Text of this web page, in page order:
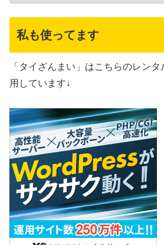
私も使ってます
「タイざんまい」はこちらのレン
用しています↓